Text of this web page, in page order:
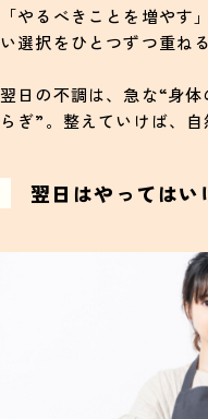
「やるべきことを増やす
い選択をひとつずつ重ね
翌日の不調は、急な“身
らぎ”。整えていけば、
翌日はやってはい